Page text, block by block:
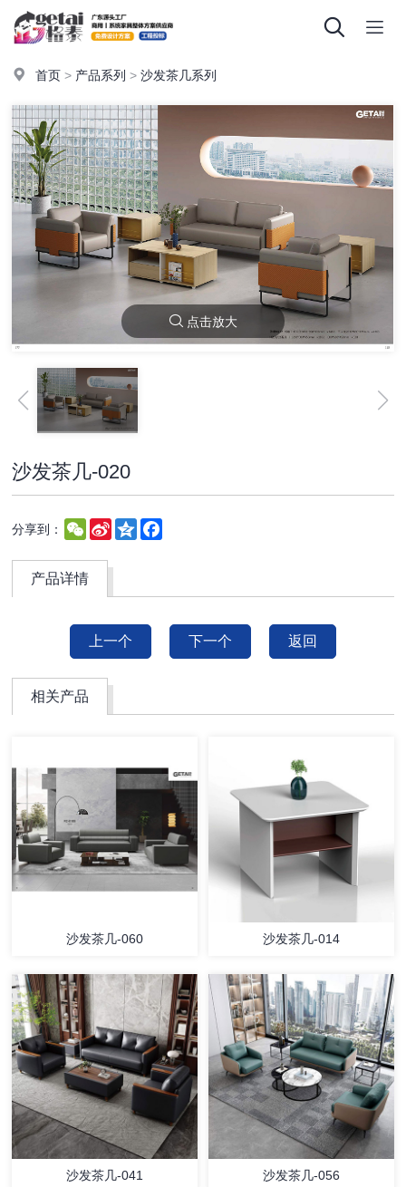
首页 > 产品系列 >沙发茶几系列
点击放大
沙发茶几-020
分享到： WeChat
Sina
Weibo
Qzone
产品详情
上一个 下一个 返回
相关产品
沙发茶几-060 沙发茶几-014
沙发茶几-041 沙发茶几-056